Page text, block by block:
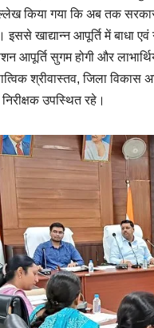
किया गया कि अब तक
इससे खाद्यान्न आपूर्ति में बाधा
आपूर्ति सुगम होगी और
श्रीवास्तव, जिला विकास
उपस्थित रहे।